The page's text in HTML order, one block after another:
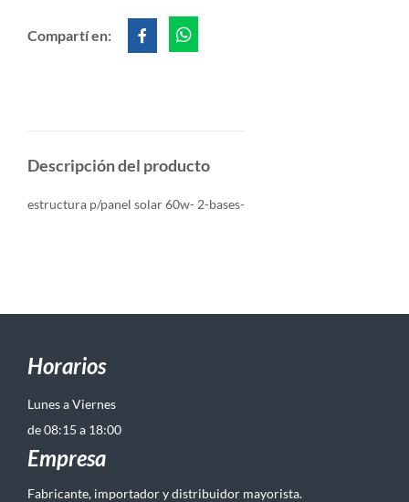
Compartí en:
Descripción del producto
estructura p/panel solar 60w- 2-bases-
Horarios
Lunes a Viernes
de 08:15 a 18:00
Empresa
Fabricante, importador y distribuidor mayorista.